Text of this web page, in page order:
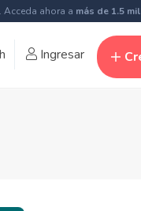
ahora a más de 1.5
Ingresar